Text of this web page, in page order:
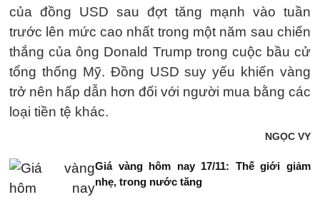
của đồng USD sau đợt tăng mạnh vào tuần
trước lên mức cao nhất trong một năm sau chiến
thắng của ông Donald Trump trong cuộc bầu cử
tổng thống Mỹ. Đồng USD suy yếu khiến vàng
trở nên hấp dẫn hơn đối với người mua bằng các
loại tiền tệ khác.
NGỌC VY
Giá vàng hôm nay 17/11: Thế giới giảm
nhẹ, trong nước tăng